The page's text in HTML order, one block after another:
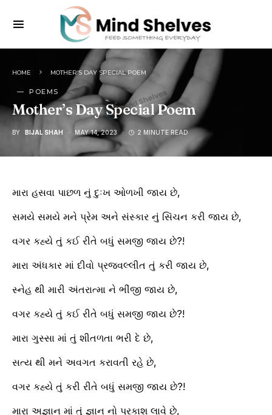
HOME MOTHER’S DAY SPECIAL POEM
POEMS
Mother’s Day Special Poem
BY BIJAL SHAH MAY 14, 2023 2 MINUTE READ
મારા હસવા પાછળ નું દુઃખ ઓળખી જાય છે,
સમયે સમયે મને પ્રેમ અને સંસ્કાર નું સિંચન કરી જાય છે,
વગર કહ્યે તું કઈ રીતે બધું સમજી જાય છે?!
મારા અંધકાર માં દીવો પ્રજ્વલ્લીત તું કરી જાય છે,
સ્નેહ થી મારી અંતરાત્મા ને ભીંજી જાય છે,
વગર કહ્યે તું કઈ રીતે બધું સમજી જાય છે?!
મારા ગુસ્સા માં તું શીતળતા ભરી દે છે,
સત્ય થી મને અવગત કરાવતી રહે છે,
વગર કહ્યે તું કરી રીતે બધું સમજી જાય છે?!
મારા અજ્ઞાન માં તું જ્ઞાન નો પ્રકાશ લાવે છે,